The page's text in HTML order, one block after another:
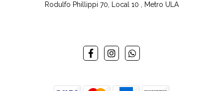
Rodulfo Phillippi 70, Local 10 , Metro ULA